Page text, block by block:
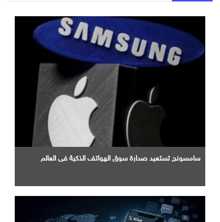
سامسونج تستعيد صدارة سوق الهواتف الذكية في العالم